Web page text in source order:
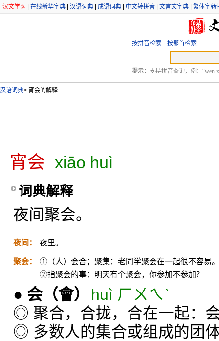
汉文学网 在线新华字典 汉语词典 成语词典 中文转拼音 文言文字典 繁体字转
按拼音检索 按部首检索
提示： 支持拼音查询，例：“wen
汉语词典> 宵会的解释
宵会 xiāo huì
词典解释
夜间聚会。
夜间： 夜里。
聚会：
①（人）会合；聚集：老同学聚会在一起很不容易。
②指聚会的事：明天有个聚会，你参加不参加？
● 会（會）
huì ㄏㄨㄟˋ
◎ 聚合，合拢，合在一起：
◎ 多数人的集合或组成的团